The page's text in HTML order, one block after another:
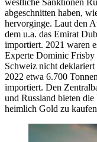
abgeschnitten haben,
hervorginge. Laut den
dem u.a. das Emirat
importiert. 2021 waren
Experte Dominic Frisby
Schweiz nicht
2022 etwa 6.700
importiert. Den
und Russland bieten
heimlich Gold zu